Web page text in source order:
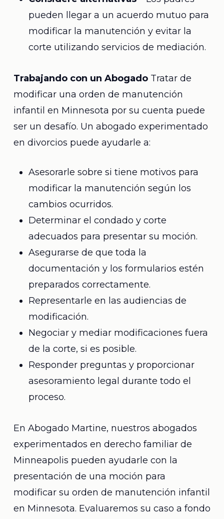
pueden llegar a un acuerdo mutuo para
modificar la manutención y evitar la
corte utilizando servicios de mediación.
Trabajando con un AbogadoTratar de
modificar una orden de manutención
infantil en Minnesota por su cuenta puede
ser un desafío. Un abogado experimentado
en divorcios puede ayudarle a:
Asesorarle sobre si tiene motivos para
modificar la manutención según los
cambios ocurridos.
Determinar el condado y corte
adecuados para presentar su moción.
Asegurarse de que toda la
documentación y los formularios estén
preparados correctamente.
Representarle en las audiencias de
modificación.
Negociar y mediar modificaciones fuera
de la corte, si es posible.
Responder preguntas y proporcionar
asesoramiento legal durante todo el
proceso.
En Abogado Martine, nuestros abogados
experimentados en derecho familiar de
Minneapolis pueden ayudarle con la
presentación de una moción para
modificar su orden de manutención infantil
en Minnesota. Evaluaremos su caso a fondo